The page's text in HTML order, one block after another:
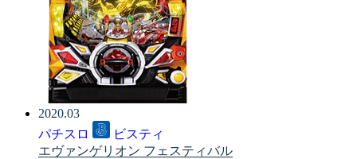
2020.03
パチスロ
ビスティ
エヴァンゲリオン フェスティバル